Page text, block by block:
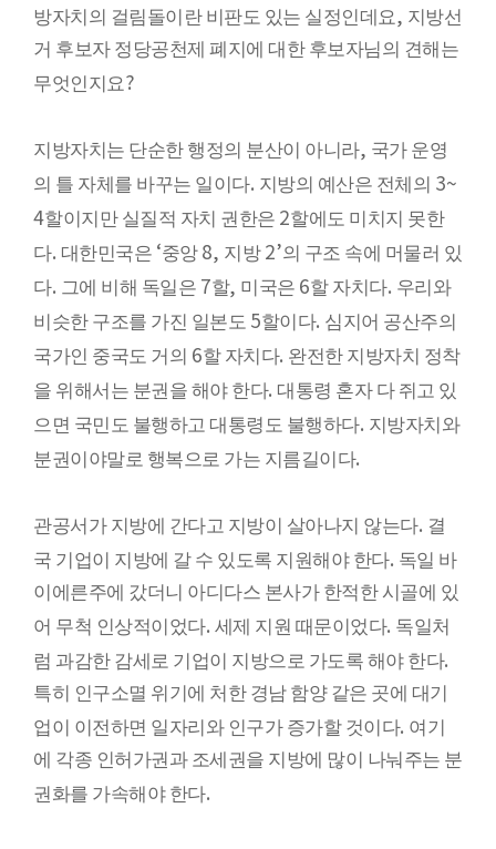
방자치의 걸림돌이란 비판도 있는 실정인데요, 지방선
거 후보자 정당공천제 폐지에 대한 후보자님의 견해는
무엇인지요?
지방자치는 단순한 행정의 분산이 아니라, 국가 운영
의 틀 자체를 바꾸는 일이다. 지방의 예산은 전체의 3~
4할이지만 실질적 자치 권한은 2할에도 미치지 못한
다. 대한민국은 ‘중앙 8, 지방 2’의 구조 속에 머물러 있
다. 그에 비해 독일은 7할, 미국은 6할 자치다. 우리와
비슷한 구조를 가진 일본도 5할이다. 심지어 공산주의
국가인 중국도 거의 6할 자치다. 완전한 지방자치 정착
을 위해서는 분권을 해야 한다. 대통령 혼자 다 쥐고 있
으면 국민도 불행하고 대통령도 불행하다. 지방자치와
분권이야말로 행복으로 가는 지름길이다.
관공서가 지방에 간다고 지방이 살아나지 않는다. 결
국 기업이 지방에 갈 수 있도록 지원해야 한다. 독일 바
이에른주에 갔더니 아디다스 본사가 한적한 시골에 있
어 무척 인상적이었다. 세제 지원 때문이었다. 독일처
럼 과감한 감세로 기업이 지방으로 가도록 해야 한다.
특히 인구소멸 위기에 처한 경남 함양 같은 곳에 대기
업이 이전하면 일자리와 인구가 증가할 것이다. 여기
에 각종 인허가권과 조세권을 지방에 많이 나눠주는 분
권화를 가속해야 한다.